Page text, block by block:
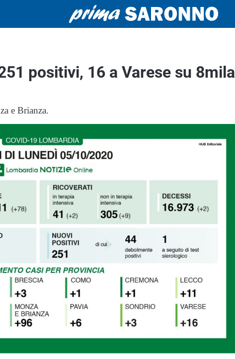
positivi, 16 a Varese su 8mila
e Brianza.